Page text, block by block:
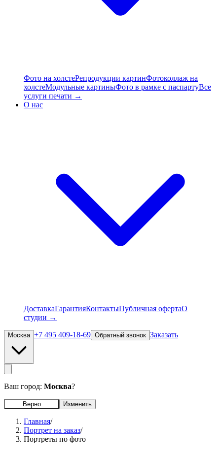
Фото на холстеРепродукции картинФотоколлаж на
холстеМодульные картиныФото в рамке с паспартуВсе
услуги печати →
О нас
ДоставкаГарантияКонтактыПубличная офертаО
студии →
Москва +7 495 409-18-69 Обратный звонок Заказать
Ваш город: Москва?
Верно Изменить
Главная/
Портрет на заказ/
Портреты по фото